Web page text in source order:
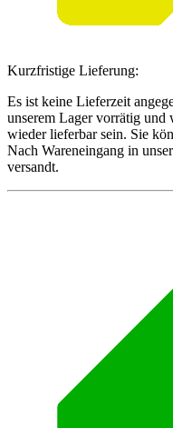
Kurzfristige Lieferung:
Es ist keine Lieferzeit
unserem Lager vorrätig
wieder lieferbar sein. Sie
Nach Wareneingang in
versandt.